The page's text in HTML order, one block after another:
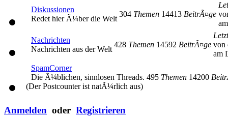
Diskussionen
Redet hier Ã¼ber die Welt
304 Themen 14413 BeitrÃ¤ge
Nachrichten
Nachrichten aus der Welt
428 Themen 14592 BeitrÃ¤ge von
am
SpamCorner
Die Ã¼blichen, sinnlosen Threads.
(Der Postcounter ist natÃ¼rlich aus)
495 Themen 14200
Anmelden oder Registrieren